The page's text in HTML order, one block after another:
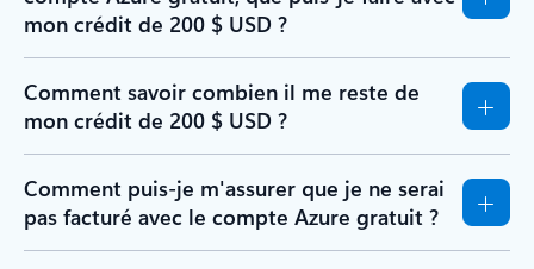
mon crédit de 200 $ USD ?
Comment savoir combien il me reste de
mon crédit de 200 $ USD ?
Comment puis-je m'assurer que je ne serai
pas facturé avec le compte Azure gratuit ?